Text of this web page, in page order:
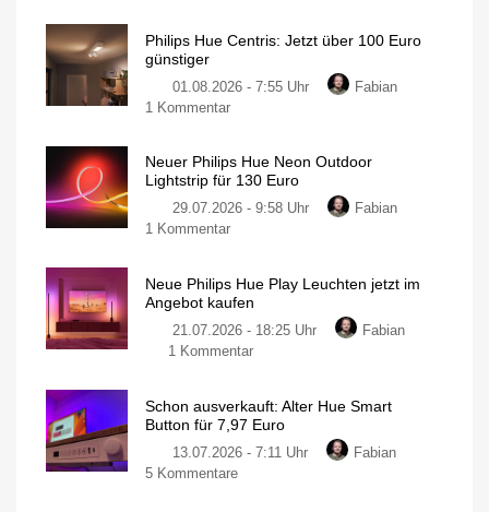
Festavia
derzeit
LEDs
Philips Hue Centris: Jetzt über 100 Euro
günstiger
01.08.2026 - 7:55 Uhr
Fabian
1 Kommentarzu
Centris:
Jetzt
über
100
Individuelle
Deckenleuchte
mit
Lumen
Neuer Philips Hue Neon Outdoor
Lightstrip für 130 Euro
29.07.2026 - 9:58 Uhr
Fabian
1 Kommentarzu
Hue
Neon
Outdoor
Lightstrip
Euro
Ausgestattet
Gradient-
Neue Philips Hue Play Leuchten jetzt im
Angebot kaufen
21.07.2026 - 18:25 Uhr
Fabian
1 Kommentarzu
Hue
Play
Leuchten
Schon ausverkauft: Alter Hue Smart
Button für 7,97 Euro
13.07.2026 - 7:11 Uhr
Fabian
5 Kommentarezu